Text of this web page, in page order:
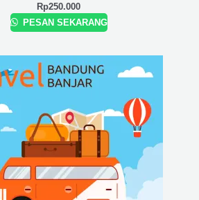
Rp250.000
PESAN SEKARANG